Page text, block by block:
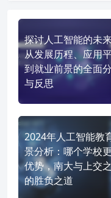
探讨人工智能的未
从发展历程、应用
到就业前景的全面
与反思
2024年人工智能教
景分析：哪个学校
优势，南大与上交
的胜负之道